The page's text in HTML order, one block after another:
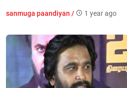
sanmuga paandiyan / 1 year ago